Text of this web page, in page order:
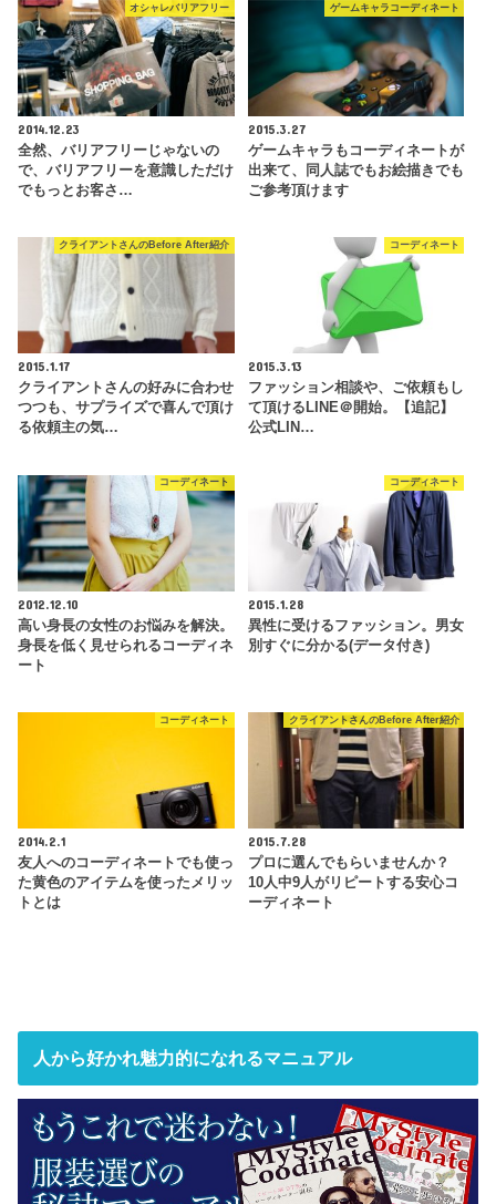
オシャレバリアフリー
2014.12.23
全然、バリアフリーじゃないの
で、バリアフリーを意識しただけ
でもっとお客さ…
ゲームキャラコーディネート
2015.3.27
ゲームキャラもコーディネートが
出来て、同人誌でもお絵描きでも
ご参考頂けます
クライアントさんのBefore After紹介
2015.1.17
クライアントさんの好みに合わせ
つつも、サプライズで喜んで頂け
る依頼主の気…
コーディネート
2015.3.13
ファッション相談や、ご依頼もし
て頂けるLINE＠開始。【追記】
公式LIN…
コーディネート
2012.12.10
高い身長の女性のお悩みを解決。
身長を低く見せられるコーディネ
ート
コーディネート
2015.1.28
異性に受けるファッション。男女
別すぐに分かる(データ付き)
コーディネート
2014.2.1
友人へのコーディネートでも使っ
た黄色のアイテムを使ったメリッ
トとは
クライアントさんのBefore After紹介
2015.7.28
プロに選んでもらいませんか？
10人中9人がリピートする安心コ
ーディネート
人から好かれ魅力的になれるマニュアル